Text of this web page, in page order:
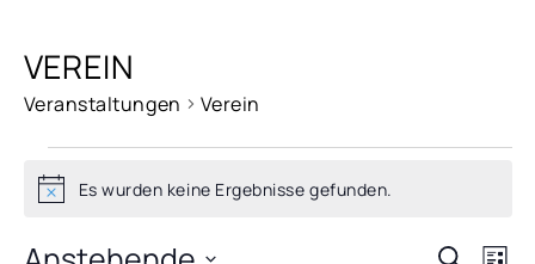
VEREIN
Veranstaltungen Verein
VERANSTALTUNGEN
HinweisEs wurden keine Ergebnisse gefunden.